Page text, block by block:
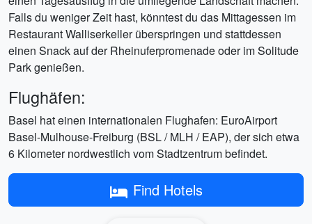
Falls du weniger Zeit hast, könntest du das Mittagessen im
Restaurant Walliserkeller überspringen und stattdessen
einen Snack auf der Rheinuferpromenade oder im Solitude
Park genießen.
Flughäfen:
Basel hat einen internationalen Flughafen: EuroAirport
Basel-Mulhouse-Freiburg (BSL / MLH / EAP), der sich etwa
6 Kilometer nordwestlich vom Stadtzentrum befindet.
Find Hotels